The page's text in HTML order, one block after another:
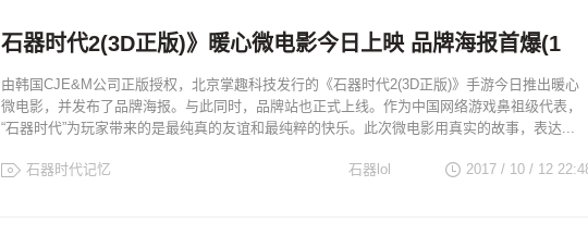
石器时代2(3D正版)》暖心微电影今日上映 品牌海报首爆(1
由韩国CJE&M公司正版授权，北京掌趣科技发行的《石器时代2(3D正版)》手游今日推出暖心
微电影，并发布了品牌海报。与此同时，品牌站也正式上线。作为中国网络游戏鼻祖级代表，
“石器时代”为玩家带来的是最纯真的友谊和最纯粹的快乐。此次微电影用真实的故事，表达...
石器时代记忆 2017 / 10 / 12
石器lol